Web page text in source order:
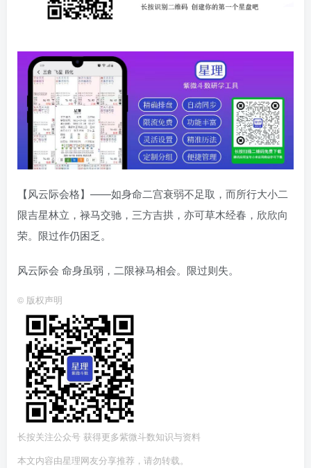
【风云际会格】——如身命二宫衰弱不足取，而所行大小二
限吉星林立，禄马交驰，三方吉拱，亦可草木经春，欣欣向
荣。限过作仍困乏。
风云际会 命身虽弱，二限禄马相会。限过则失。
© 版权声明
长按关注公众号 获得更多紫微斗数知识与资料
本文内容由星理网友分享推荐，请勿转载。